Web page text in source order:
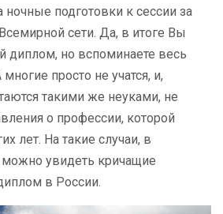
подготовки к сессии за
сети. Да, в итоге Вы
диплом, но вспоминаете весь
просто не учатся, и,
такими же неуками, не
о профессии, которой
лет. На такие случаи, в
можно увидеть кричащие
в России.